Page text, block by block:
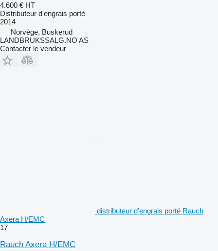
4.600 € HT
Distributeur d'engrais porté
2014
Norvège, Buskerud
LANDBRUKSSALG.NO AS
Contacter le vendeur
distributeur d'engrais porté Rauch
Axera H/EMC
17
Rauch Axera H/EMC